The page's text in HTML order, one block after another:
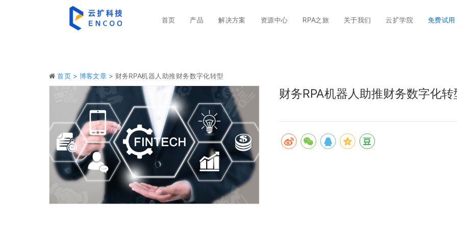
首页 产品 解决方案 资源中心 RPA之旅 关于我们 云扩学院 免费试用
首页 > 博客文章 > 财务RPA机器人助推财务数字化转型
财务RPA机器人助推财务数字化转